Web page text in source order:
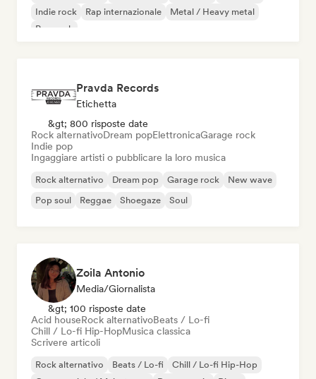
Indie rock Rap internazionale
Metal / Heavy metal
Pop rock
Pravda Records
Etichetta
&gt; 800 risposte date
Rock alternativoDream popElettronicaGarage rock
Indie pop
Ingaggiare artisti o pubblicare la loro musica
Rock alternativo Dream pop Garage rock
New wave
Pop soul
Reggae Shoegaze Soul
Zoila Antonio
Media/Giornalista
&gt; 100 risposte date
Acid houseRock alternativoBeats / Lo-fi
Chill / Lo-fi Hip-HopMusica classica
Scrivere articoli
Rock alternativo Beats / Lo-fi
Chill / Lo-fi Hip-Hop